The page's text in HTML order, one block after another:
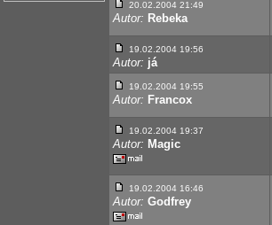
20.02.2004 21:49
Autor: Rebeka
19.02.2004 19:56
Autor: já
19.02.2004 19:55
Autor: Francox
19.02.2004 19:37
Autor: Magic
19.02.2004 16:46
Autor: Godfrey